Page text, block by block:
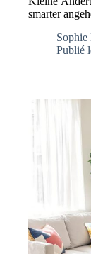
smarter
Sophie
Publié